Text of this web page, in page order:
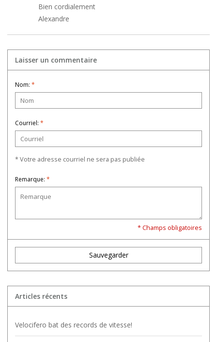
Bien cordialement
Alexandre
Laisser un commentaire
Nom: *
Courriel: *
* Votre adresse courriel ne sera pas publiée
Remarque: *
* Champs obligatoires
Sauvegarder
Articles récents
Velocifero bat des records de vitesse!